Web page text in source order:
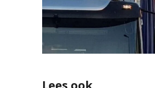
Lees ook